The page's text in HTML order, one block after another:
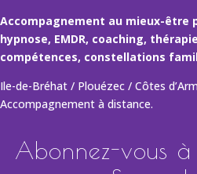
Accompagnement au mieux-être
hypnose, EMDR, coaching,
compétences, constellations
Ile-de-Bréhat / Plouézec / Côtes
Accompagnement à distance.
Abonnez-vous